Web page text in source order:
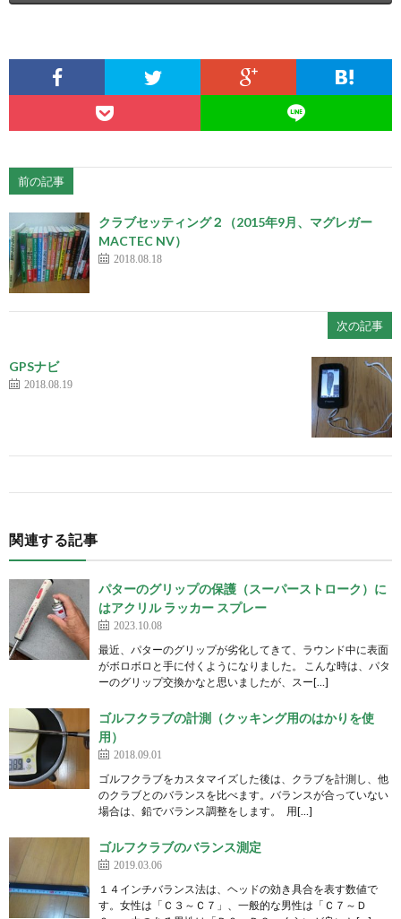
前の記事
クラブセッティング２（2015年9月、マグレガー
MACTEC NV）
2018.08.18
次の記事
GPSナビ
2018.08.19
関連する記事
パターのグリップの保護（スーパーストローク）に
はアクリル ラッカー スプレー
2023.10.08
最近、パターのグリップが劣化してきて、ラウンド中に表面
がボロボロと手に付くようになりました。 こんな時は、パタ
ーのグリップ交換かなと思いましたが、スー[…]
ゴルフクラブの計測（クッキング用のはかりを使
用）
2018.09.01
ゴルフクラブをカスタマイズした後は、クラブを計測し、他
のクラブとのバランスを比べます。バランスが合っていない
場合は、鉛でバランス調整をします。 用[…]
ゴルフクラブのバランス測定
2019.03.06
１４インチバランス法は、ヘッドの効き具合を表す数値で
す。女性は「Ｃ３～Ｃ７」、一般的な男性は「Ｃ７～Ｄ